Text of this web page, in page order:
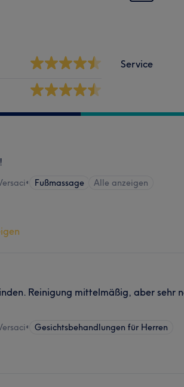
Service
• Fußmassage Alle anzeigen
Reinigung mittelmäßig, aber sehr
• Gesichtsbehandlungen für Herren